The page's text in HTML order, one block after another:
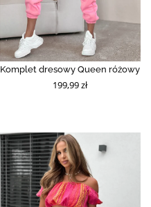
Komplet dresowy Queen różowy
199,99 zł